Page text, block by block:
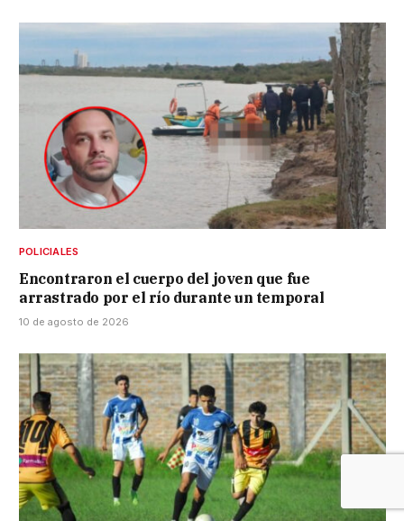
POLICIALES
Encontraron el cuerpo del joven que fue
arrastrado por el río durante un temporal
10 de agosto de 2026